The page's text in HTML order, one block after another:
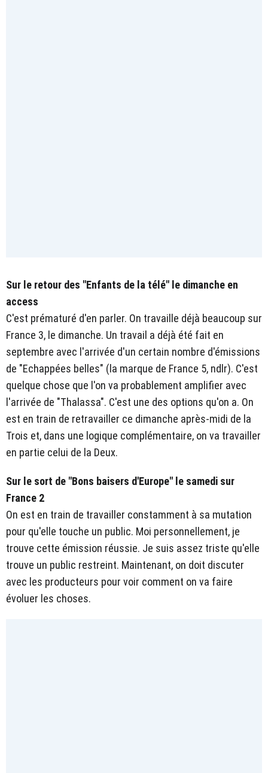
Sur le retour des "Enfants de la télé" le dimanche en
access
C'est prématuré d'en parler. On travaille déjà beaucoup sur
France 3, le dimanche. Un travail a déjà été fait en
septembre avec l'arrivée d'un certain nombre d'émissions
de "Echappées belles" (la marque de France 5, ndlr). C'est
quelque chose que l'on va probablement amplifier avec
l'arrivée de "Thalassa". C'est une des options qu'on a. On
est en train de retravailler ce dimanche après-midi de la
Trois et, dans une logique complémentaire, on va travailler
en partie celui de la Deux.
Sur le sort de "Bons baisers d'Europe" le samedi sur
France 2
On est en train de travailler constamment à sa mutation
pour qu'elle touche un public. Moi personnellement, je
trouve cette émission réussie. Je suis assez triste qu'elle
trouve un public restreint. Maintenant, on doit discuter
avec les producteurs pour voir comment on va faire
évoluer les choses.